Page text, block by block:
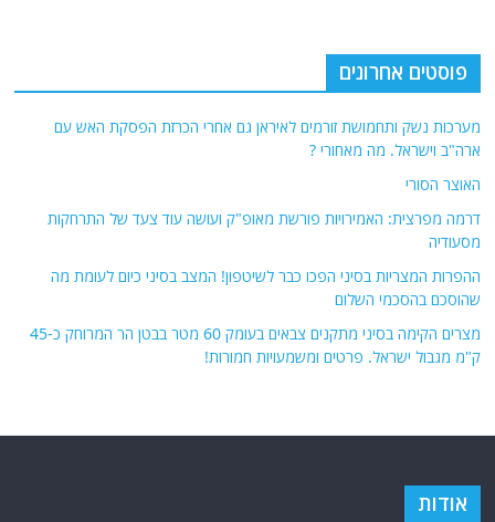
פוסטים אחרונים
מערכות נשק ותחמושת זורמים לאיראן גם אחרי הכרזת הפסקת האש עם
ארה"ב וישראל. מה מאחורי ?
האוצר הסורי
דרמה מפרצית: האמירויות פורשת מאופ"ק ועושה עוד צעד של התרחקות
מסעודיה
ההפרות המצריות בסיני הפכו כבר לשיטפון! המצב בסיני כיום לעומת מה
שהוסכם בהסכמי השלום
מצרים הקימה בסיני מתקנים צבאים בעומק 60 מטר בבטן הר המרוחק כ-45
ק"מ מגבול ישראל. פרטים ומשמעויות חמורות!
אודות